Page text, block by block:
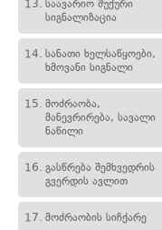
13. საავარიო შუქური
სიგნალიზაცია
14. სანათი ხელსაწყოები,
ხმოვანი სიგნალი
15. მოძრაობა,
მანევრირება, სავალი
ნაწილი
16. გასწრება შემხვედრის
გვერდის ავლით
17. მოძრაობის სიჩქარე